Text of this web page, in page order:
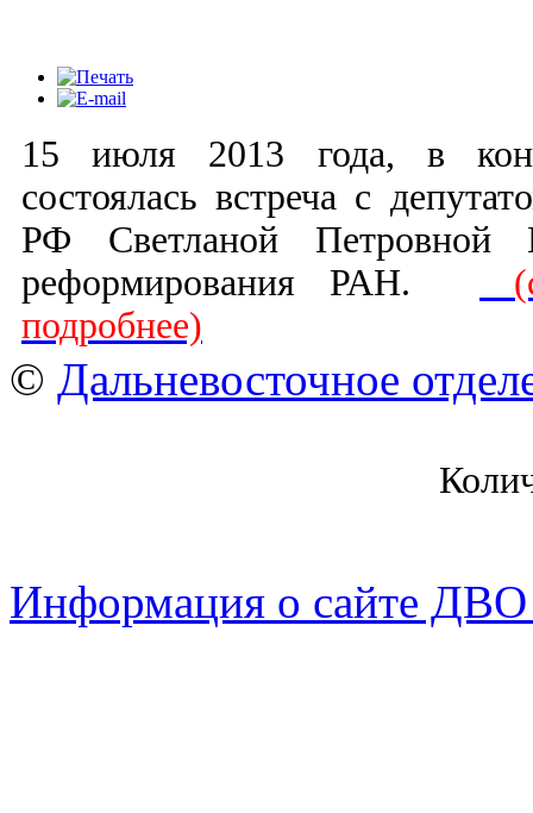
15 июля 2013 года, в
состоялась встреча с
РФ Светланой Петровной
реформирования РАН.
подробнее)
© Дальневосточное
Информация о сайте